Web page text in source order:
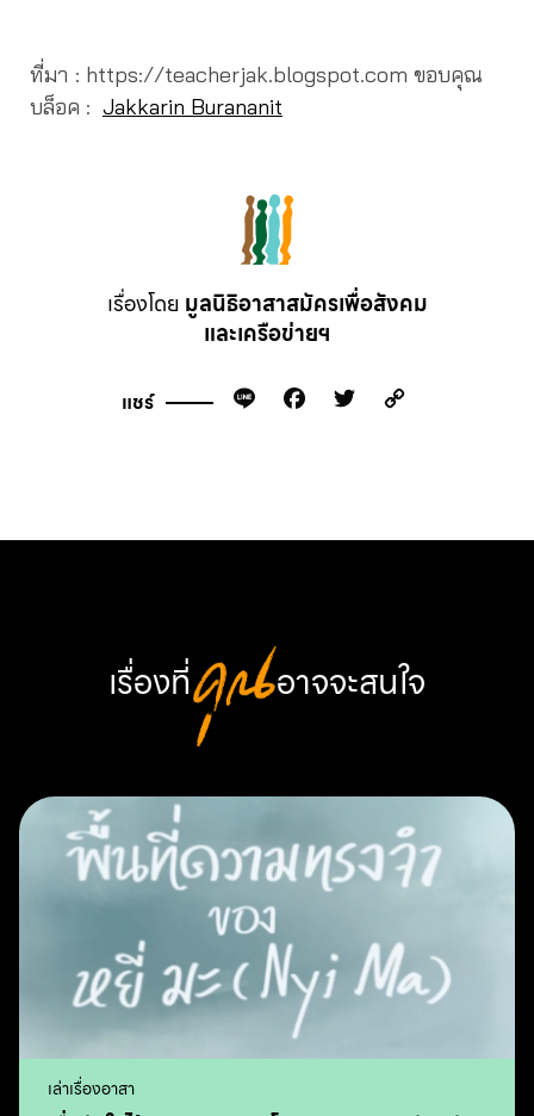
ที่มา : https://teacherjak.blogspot.com ขอบคุณ
บล็อค : Jakkarin Burananit
เรื่องโดย มูลนิธิอาสาสมัครเพื่อสังคม
และเครือข่ายฯ
แชร์ Line Facebook
Twitter
เรื่องที่คุณ อาจจะสนใจ
เล่าเรื่องอาสา